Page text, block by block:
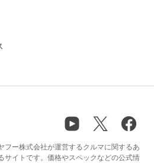
フー株式会社が運営するクルマに関するあ
サイトです。価格やスペックなどの公式情